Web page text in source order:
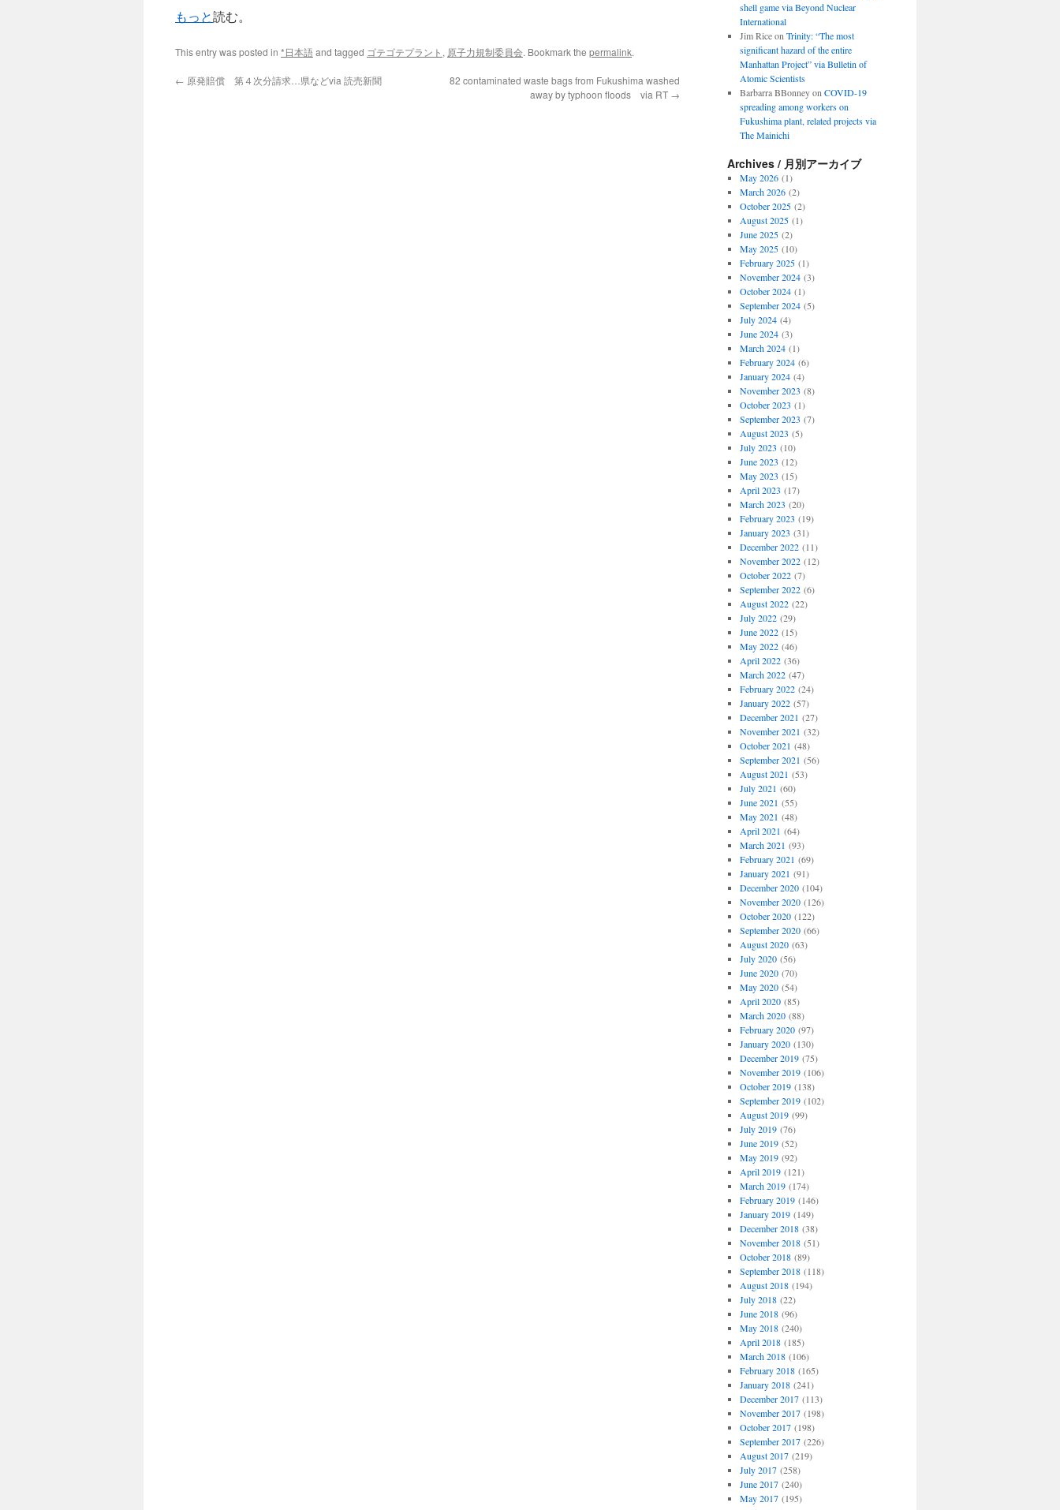
もっと読む。
This entry was posted in *日本語and tagged ゴテゴテプラント , 原子力規制委員会. Bookmark the permalink.
← 原発賠償 第４次分請求…県などvia 読売新聞
82 contaminated waste bags from Fukushima washed
away by typhoon floods via RT →
shell game via Beyond Nuclear
International
Jim Riceon Trinity: “The most
significant hazard of the entire
Manhattan Project” via Bulletin of
Atomic Scientists
Barbarra BBonneyon COVID-19
spreading among workers on
Fukushima plant, related projects via
The Mainichi
Archives / 月別アーカイブ
May 2026(1)
March 2026(2)
October 2025(2)
August 2025(1)
June 2025(2)
May 2025(10)
February 2025(1)
November 2024(3)
October 2024(1)
September 2024(5)
July 2024(4)
June 2024(3)
March 2024(1)
February 2024(6)
January 2024(4)
November 2023 (8)
October 2023 (1)
September 2023 (7)
August 2023 (5)
July 2023 (10)
June 2023 (12)
May 2023 (15)
April 2023 (17)
March 2023 (20)
February 2023 (19)
January 2023 (31)
December 2022(11)
November 2022(12)
October 2022(7)
September 2022(6)
August 2022(22)
July 2022(29)
June 2022(15)
May 2022(46)
April 2022(36)
March 2022(47)
February 2022(24)
January 2022(57)
December 2021 (27)
November 2021 (32)
October 2021 (48)
September 2021 (56)
August 2021 (53)
July 2021 (60)
June 2021 (55)
May 2021 (48)
April 2021 (64)
March 2021 (93)
February 2021 (69)
January 2021 (91)
December 2020(104)
November 2020(126)
October 2020(122)
September 2020(66)
August 2020(63)
July 2020(56)
June 2020(70)
May 2020(54)
April 2020(85)
March 2020(88)
February 2020(97)
January 2020(130)
December 2019(75)
November 2019(106)
October 2019(138)
September 2019(102)
August 2019(99)
July 2019(76)
June 2019(52)
May 2019(92)
April 2019(121)
March 2019(174)
February 2019(146)
January 2019(149)
December 2018(38)
November 2018(51)
October 2018(89)
September 2018(118)
August 2018(194)
July 2018(22)
June 2018(96)
May 2018(240)
April 2018(185)
March 2018(106)
February 2018(165)
January 2018(241)
December 2017(113)
November 2017(198)
October 2017(198)
September 2017(226)
August 2017(219)
July 2017(258)
June 2017(240)
May 2017(195)